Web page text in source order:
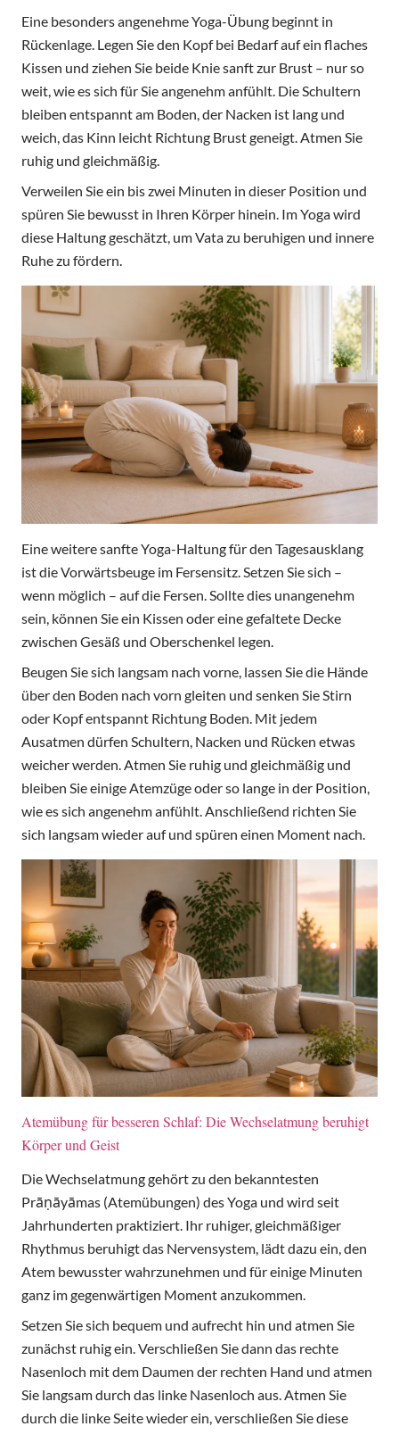
Eine besonders angenehme Yoga-Übung beginnt in
Rückenlage. Legen Sie den Kopf bei Bedarf auf ein flaches
Kissen und ziehen Sie beide Knie sanft zur Brust – nur so
weit, wie es sich für Sie angenehm anfühlt. Die Schultern
bleiben entspannt am Boden, der Nacken ist lang und
weich, das Kinn leicht Richtung Brust geneigt. Atmen Sie
ruhig und gleichmäßig.
Verweilen Sie ein bis zwei Minuten in dieser Position und
spüren Sie bewusst in Ihren Körper hinein. Im Yoga wird
diese Haltung geschätzt, um Vata zu beruhigen und innere
Ruhe zu fördern.
Eine weitere sanfte Yoga-Haltung für den Tagesausklang
ist die Vorwärtsbeuge im Fersensitz. Setzen Sie sich –
wenn möglich – auf die Fersen. Sollte dies unangenehm
sein, können Sie ein Kissen oder eine gefaltete Decke
zwischen Gesäß und Oberschenkel legen.
Beugen Sie sich langsam nach vorne, lassen Sie die Hände
über den Boden nach vorn gleiten und senken Sie Stirn
oder Kopf entspannt Richtung Boden. Mit jedem
Ausatmen dürfen Schultern, Nacken und Rücken etwas
weicher werden. Atmen Sie ruhig und gleichmäßig und
bleiben Sie einige Atemzüge oder so lange in der Position,
wie es sich angenehm anfühlt. Anschließend richten Sie
sich langsam wieder auf und spüren einen Moment nach.
Atemübung für besseren Schlaf: Die Wechselatmung beruhigt
Körper und Geist
Die Wechselatmung gehört zu den bekanntesten
Prāṇāyāmas (Atemübungen) des Yoga und wird seit
Jahrhunderten praktiziert. Ihr ruhiger, gleichmäßiger
Rhythmus beruhigt das Nervensystem, lädt dazu ein, den
Atem bewusster wahrzunehmen und für einige Minuten
ganz im gegenwärtigen Moment anzukommen.
Setzen Sie sich bequem und aufrecht hin und atmen Sie
zunächst ruhig ein. Verschließen Sie dann das rechte
Nasenloch mit dem Daumen der rechten Hand und atmen
Sie langsam durch das linke Nasenloch aus. Atmen Sie
durch die linke Seite wieder ein, verschließen Sie diese